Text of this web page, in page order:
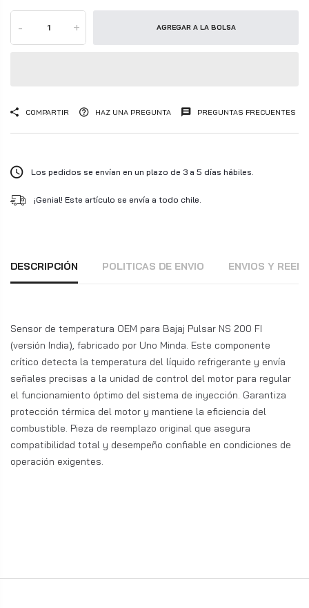
- + AGREGAR A LA BOLSA
COMPARTIR HAZ UNA PREGUNTA PREGUNTAS FRECUENTES
Los pedidos se envían en un plazo de 3 a 5 días hábiles.
¡Genial! Este artículo se envía a todo chile.
DESCRIPCIÓN POLITICAS DE ENVIO ENVIOS Y
Sensor de temperatura OEM para Bajaj Pulsar NS 200 FI
(versión India), fabricado por Uno Minda. Este componente
crítico detecta la temperatura del líquido refrigerante y envía
señales precisas a la unidad de control del motor para regular
el funcionamiento óptimo del sistema de inyección. Garantiza
protección térmica del motor y mantiene la eficiencia del
combustible. Pieza de reemplazo original que asegura
compatibilidad total y desempeño confiable en condiciones de
operación exigentes.